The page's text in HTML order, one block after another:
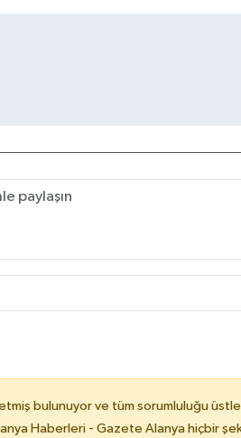
bulunuyor ve tüm sorumluluğu
Haberleri - Gazete Alanya hiçbir